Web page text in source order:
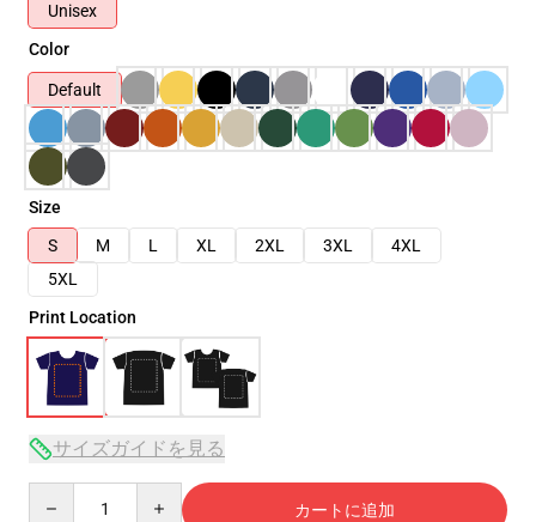
Unisex
Color
Default
Size
S
M L XL 2XL 3XL
4XL
5XL
Print Location
サイズガイドを見る
カートに追加